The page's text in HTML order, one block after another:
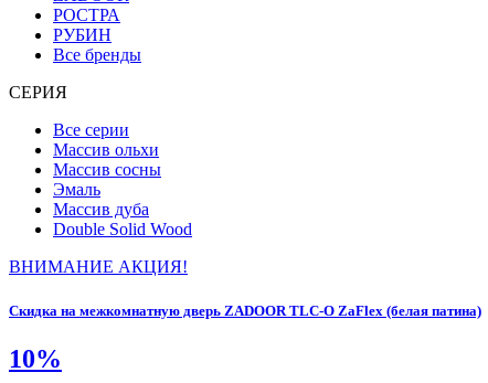
РОСТРА
РУБИН
Все бренды
СЕРИЯ
Все серии
Массив ольхи
Массив сосны
Эмаль
Массив дуба
Double Solid Wood
ВНИМАНИЕ АКЦИЯ!
Скидка на межкомнатную дверь ZADOOR TLC-O ZaFlex (белая патина)
10%